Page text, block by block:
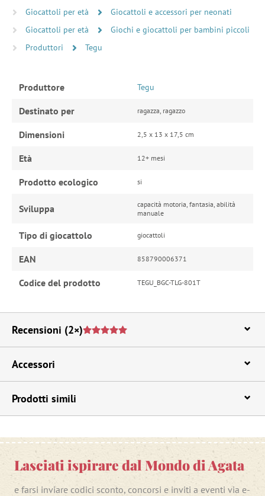
Giocattoli per età
Giocattoli e accessori per neonati
Giocattoli per età
Giochi e giocattoli per bambini piccoli
Produttori
Tegu
Produttore Tegu
Destinato per ragazza, ragazzo
Dimensioni 2,5 x 13 x 17,5 cm
Età 12+ mesi
Prodotto ecologico si
Sviluppa
capacità motoria, fantasia, abilità
manuale
Tipo di giocattolo giocattoli
EAN 858790006371
Codice del prodotto TEGU_BGC-TLG-801T
Recensioni (2×)
Accessori
Prodotti simili
Lasciati ispirare dal Mondo di Agata
e farsi inviare codici sconto, concorsi e inviti a eventi via e-